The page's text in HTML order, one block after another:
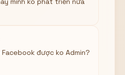
được ko Admin?